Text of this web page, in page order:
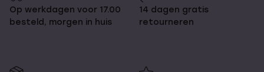
Op werkdagen voor 17.00
besteld, morgen in huis
14 dagen gratis
retourneren